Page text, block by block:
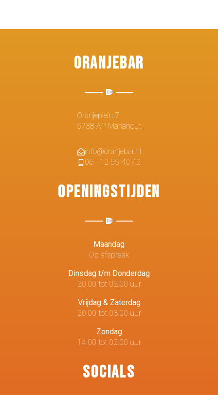
Oranjebar
Oranjeplein 7
5738 AP Mariahout
info@oranjebar.nl
06 - 12 55 40 42
Openingstijden
Maandag
Op afspraak
Dinsdag t/m Donderdag
20.00 tot 02.00 uur
Vrijdag & Zaterdag
20.00 tot 03.00 uur
Zondag
14.00 tot 02.00 uur
Socials